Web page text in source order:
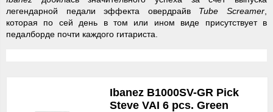
легендарной педали эффекта овердрайв Tube Screamer
которая по сей день в том или ином виде присутствует в
педалборде почти каждого гитариста.
Ibanez B1000SV-GR Pick
Steve VAI 6 pcs. Green